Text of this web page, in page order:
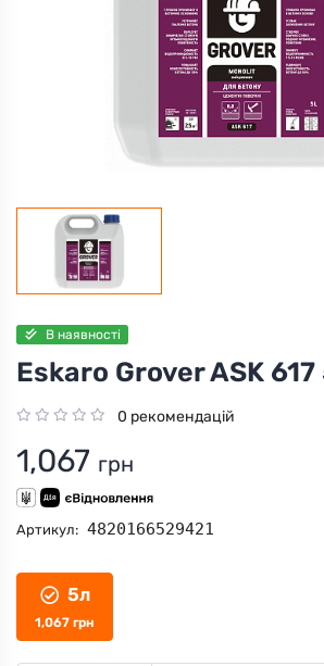
В наявності
Eskaro Grover ASK 617
0 рекомендацій
1,067 грн
Артикул: 4820166529421
5л
1,067 грн